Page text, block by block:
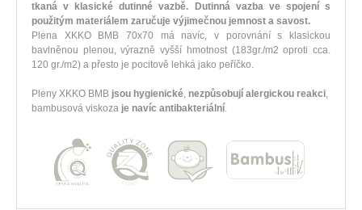
tkaná v klasické dutinné vazbě. Dutinná vazba ve spojení s
použitým materiálem zaručuje výjimečnou jemnost a savost.
Plena XKKO BMB 70x70 má navíc, v porovnání s klasickou
bavlněnou plenou, výrazně vyšší hmotnost (183gr./m2 oproti cca.
120 gr./m2) a přesto je pocitově lehká jako peříčko.
Pleny XKKO BMB jsou hygienické, nezpůsobují alergickou reakci,
bambusová viskoza je navíc antibakteriální.